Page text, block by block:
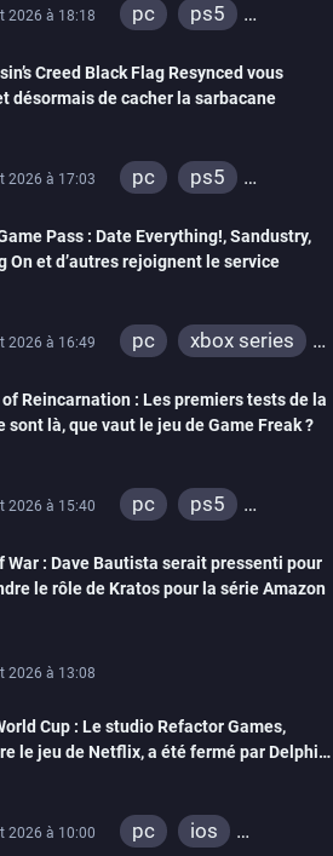
2026 à 18:18 pc
ps5
Creed Black Flag Resynced vous
désormais de cacher la sarbacane
2026 à 17:03 pc
ps5
Pass : Date Everything!, Sandustry,
On et d’autres rejoignent le service
2026 à 16:49 pc
xbox series
Reincarnation : Les premiers tests de la
sont là, que vaut le jeu de Game Freak ?
2026 à 15:40 pc
ps5
War : Dave Bautista serait pressenti pour
le rôle de Kratos pour la série Amazon
2026 à 13:08
Cup : Le studio Refactor Games,
le jeu de Netflix, a été fermé par Delphi
2026 à 10:00 pc
ios